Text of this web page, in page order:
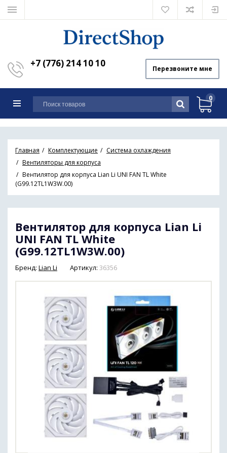
+7 (776) 214 10 10 Перезвоните мне
0
Главная Комплектующие
Система охлаждения
Вентиляторы для корпуса
Вентилятор для корпуса Lian Li UNI FAN TL White
(G99.12TL1W3W.00)
Вентилятор для корпуса Lian Li
UNI FAN TL White
(G99.12TL1W3W.00)
Бренд: Lian Li Артикул: 36356